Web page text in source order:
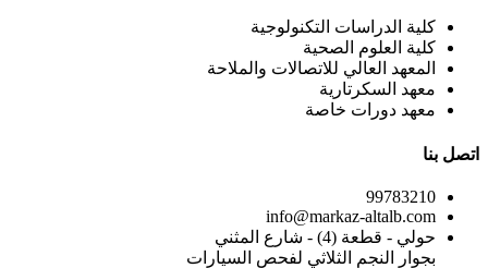
كلية الدراسات التكنولوجية
كلية العلوم الصحية
المعهد العالي للاتصالات والملاحة
معهد السكرتارية
معهد دورات خاصة
اتصل بنا
99783210
info@markaz-altalb.com
حولي - قطعة (4) - شارع المثني
بجوار النجم الثلاثي لفحص السيارات